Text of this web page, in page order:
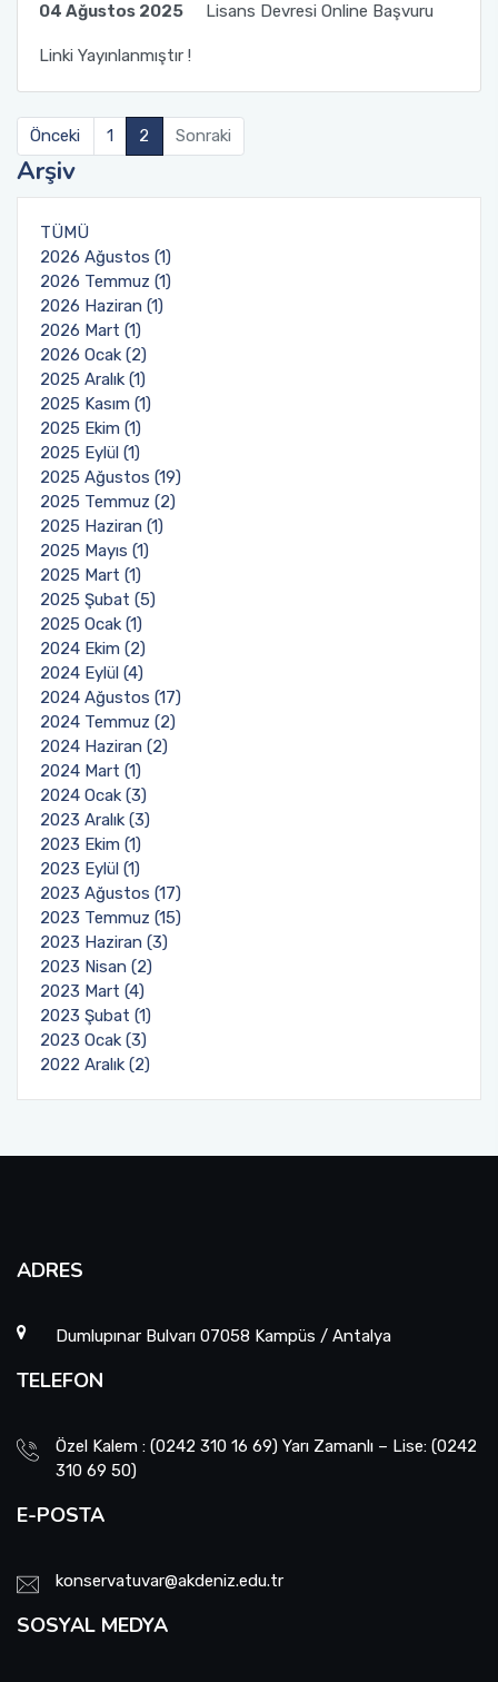
04 Ağustos 2025 Lisans Devresi Online Başvuru
Linki Yayınlanmıştır !
Önceki 1 2 Sonraki
Arşiv
TÜMÜ
2026 Ağustos (1)
2026 Temmuz (1)
2026 Haziran (1)
2026 Mart (1)
2026 Ocak (2)
2025 Aralık (1)
2025 Kasım (1)
2025 Ekim (1)
2025 Eylül (1)
2025 Ağustos (19)
2025 Temmuz (2)
2025 Haziran (1)
2025 Mayıs (1)
2025 Mart (1)
2025 Şubat (5)
2025 Ocak (1)
2024 Ekim (2)
2024 Eylül (4)
2024 Ağustos (17)
2024 Temmuz (2)
2024 Haziran (2)
2024 Mart (1)
2024 Ocak (3)
2023 Aralık (3)
2023 Ekim (1)
2023 Eylül (1)
2023 Ağustos (17)
2023 Temmuz (15)
2023 Haziran (3)
2023 Nisan (2)
2023 Mart (4)
2023 Şubat (1)
2023 Ocak (3)
2022 Aralık (2)
ADRES
Dumlupınar Bulvarı 07058 Kampüs / Antalya
TELEFON
Özel Kalem : (0242 310 16 69) Yarı Zamanlı – Lise: (0242
310 69 50)
E-POSTA
konservatuvar@akdeniz.edu.tr
SOSYAL MEDYA